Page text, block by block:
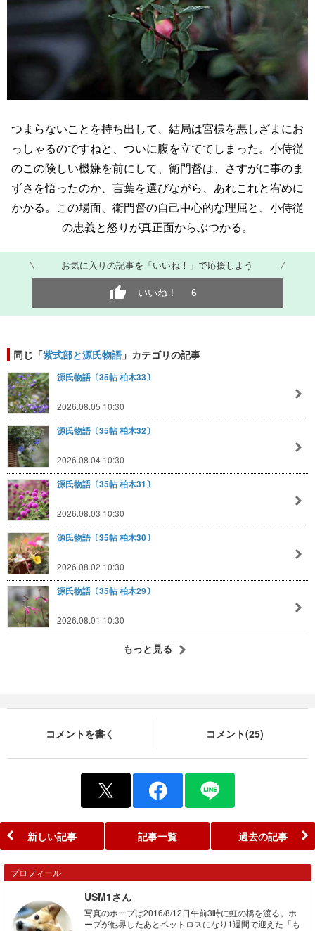
つまらないことを持ち出して、結局は宮様を悪しざまにお
っしゃるのですねと、ついに腹を立ててしまった。小侍従
のこの険しい機嫌を前にして、衛門督は、さすがに事のま
ずさを悟ったのか、言葉を選びながら、あれこれと宥めに
かかる。この場面、衛門督の自己中心的な理屈と、小侍従
の忠義と怒りが真正面からぶつかる。
お気に入りの記事を「いいね！」で応援しよう
いいね！ 6
同じ「紫式部と源氏物語 」カテゴリの記事
源氏物語〔35帖 柏木33〕
2026.08.05 10:30
源氏物語〔35帖 柏木32〕
2026.08.04 10:30
源氏物語〔35帖 柏木31〕
2026.08.03 10:30
源氏物語〔35帖 柏木30〕
2026.08.02 10:30
源氏物語〔35帖 柏木29〕
2026.08.01 10:30
もっと見る
コメントを書く コメント(25)
新しい記事 記事一覧 過去の記事
プロフィール
USM1さん
写真のホープは2016/8/12日午前3時に虹の橋を渡る。ホ
ープが他界したあとペットロスになり1週間で迎えた「も